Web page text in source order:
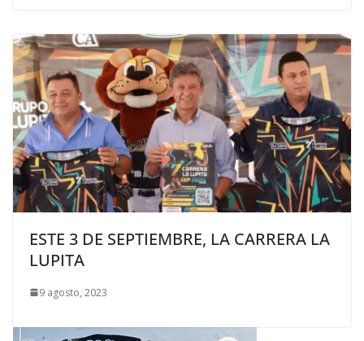
ESTE 3 DE SEPTIEMBRE, LA CARRERA LA
LUPITA
9 agosto, 2023